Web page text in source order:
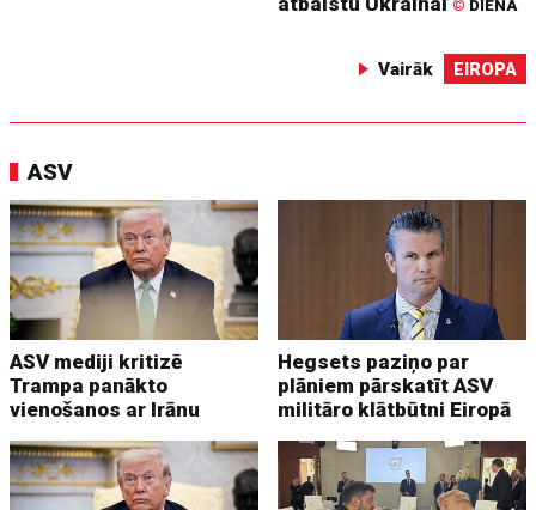
© DIENA
Vairāk EIROPA
ASV
ASV mediji kritizē
Trampa panākto
vienošanos ar Irānu
Hegsets paziņo par
plāniem pārskatīt ASV
militāro klātbūtni Eiropā